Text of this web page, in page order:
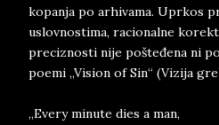
ko­pan­ja po ar­hi­va­ma. Upr­kos
uslov­nostima, ra­ci­o­nal­ne
pre­ci­zno­sti nije pošteđena ni
po­e­mi „Vision of ­Sin“ (Vi­zi­ja
„Every mi­nu­te dies a man,